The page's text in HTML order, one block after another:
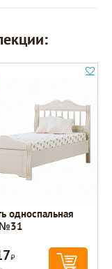
односпальная
№31
Р